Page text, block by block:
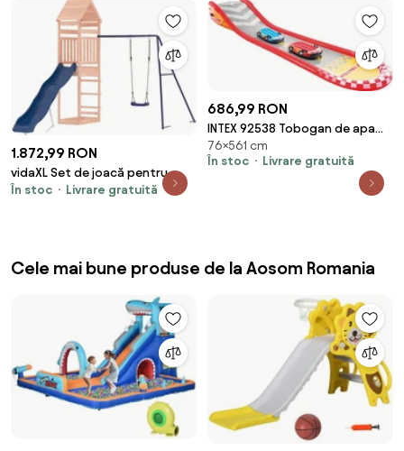
1.872,99 RON
vidaXL Set de joacă pentru
exterior, lemn masiv de douglas
În stoc Livrare gratuită
686,99 RON
INTEX 92538 Tobogan de apa
561x119x76 cm
76×561 cm
În stoc
Livrare gratuită
Cele mai bune produse de la Aosom Romania